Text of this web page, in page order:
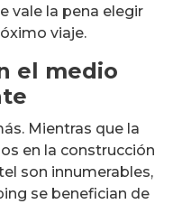
vale la pena elegir
viaje.
el medio
Mientras que la
en la construcción
son innumerables,
se benefician de